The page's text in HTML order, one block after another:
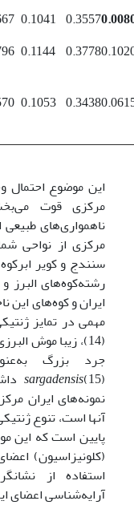
0.1041 0.3557
0.1144 0.3778
0.1053 0.3438
این موضوع احتمال
مرکزی قوت
ناهمواری‌های
مرکزی از نواحی
سنندج و کویر
رشته‌کوه‌های
ایران و کوه‌های
مهمی در تمایز
جرد بزرگ
sargadensis
نمونه‌های ایران
آنها است، تنوع
پایین است که این
(کلونیزاسیون)
استفاده از
آرایه‌شناسی اعضای